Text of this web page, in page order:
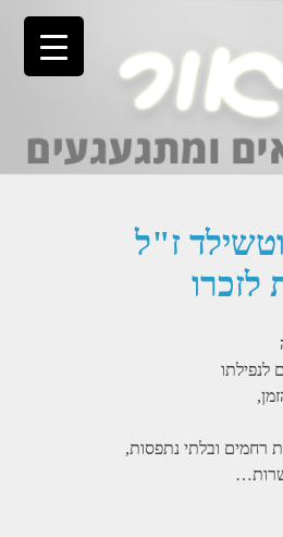
ז"ל
לזכרו
רחמים ובלתי נתפסות,